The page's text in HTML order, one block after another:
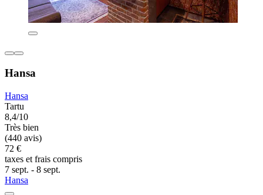
Hansa
Hansa
Tartu
8,4/10
Très bien
(440 avis)
72 €
taxes et frais compris
7 sept. - 8 sept.
Hansa